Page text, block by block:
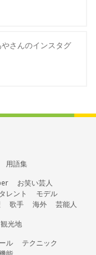
さんのインスタグ
用語集
お笑い芸人
タレント
モデル
歌手 海外
芸能人
観光地
ル
テクニック